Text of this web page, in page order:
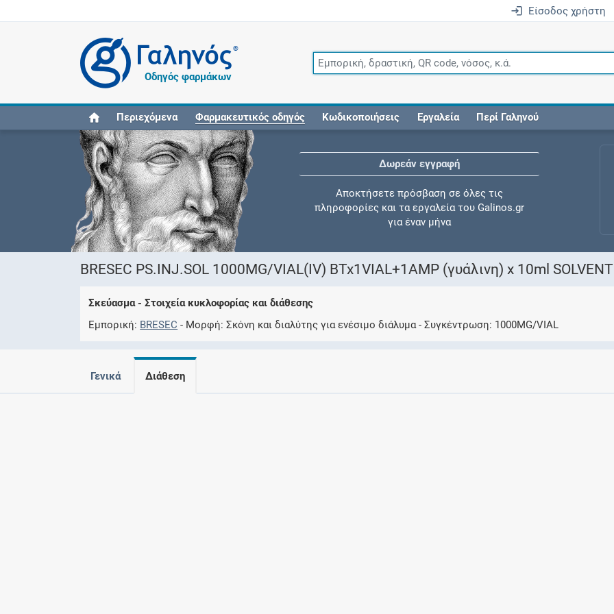
Είσοδος χρήστη
®
Οδηγός φαρμάκων
Περιεχόμενα Φαρμακευτικός οδηγός Κωδικοποιήσεις Εργαλεία Περί Γαληνού
Δωρεάν εγγραφή
Αποκτήσετε πρόσβαση σε όλες τις
πληροφορίες και τα εργαλεία του Galinos.gr
για έναν μήνα
Ελέγξτε την αγωγή σας για αντενδείξεις και
BRESEC PS.INJ.SOL 1000MG/VIAL(IV) BTx1VIAL+1AMP (γυάλινη) x 10ml
Σκεύασμα - Στοιχεία κυκλοφορίας και διάθεσης
Εμπορική BRESEC Μορφή Σκόνη και διαλύτης για ενέσιμο διάλυμα Συγκέντρωση 1000MG/VIAL
Γενικά Διάθεση